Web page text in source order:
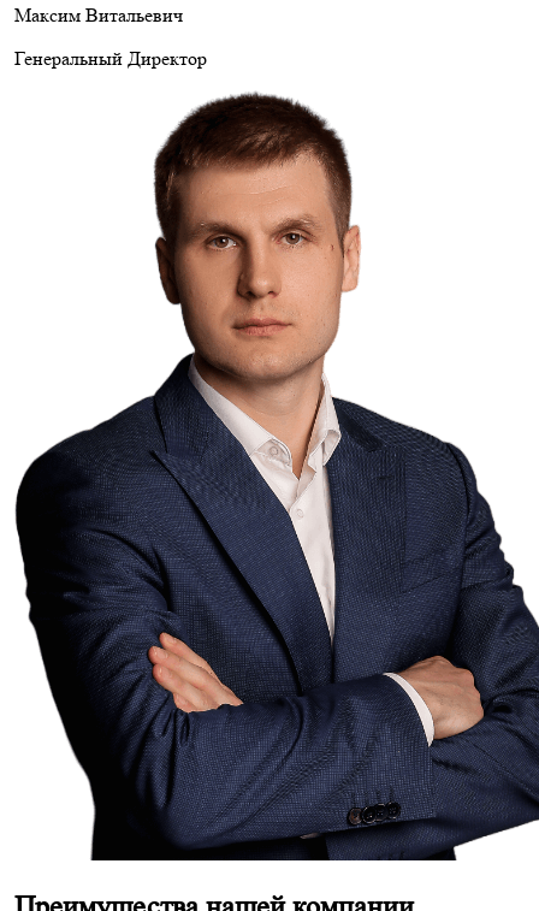
Максим Витальевич
Генеральный Директор